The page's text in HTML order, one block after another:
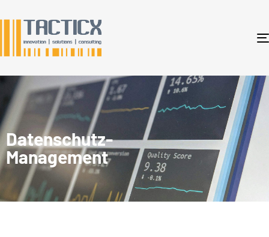
Datenschutz-
Management